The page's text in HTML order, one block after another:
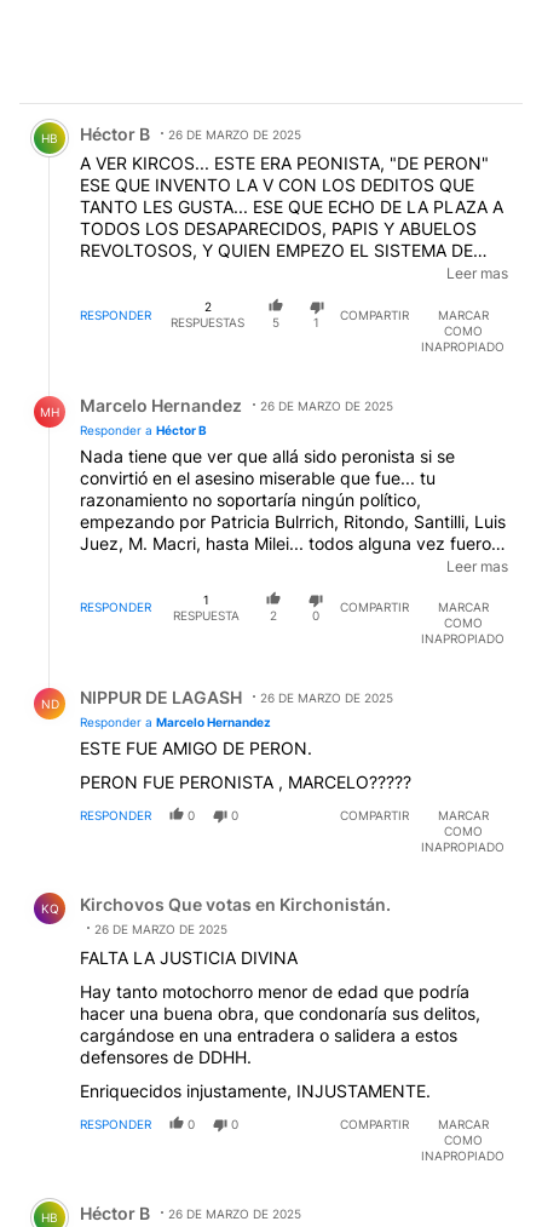
Comentario de Héctor B.
HB Héctor B 26 DE MARZO DE 2025
A VER KIRCOS... ESTE ERA PEONISTA, "DE PERON"
ESE QUE INVENTO LA V CON LOS DEDITOS QUE
TANTO LES GUSTA... ESE QUE ECHO DE LA PLAZA A
TODOS LOS DESAPARECIDOS, PAPIS Y ABUELOS
REVOLTOSOS, Y QUIEN EMPEZO EL SISTEMA DE
USTEDES, SERIA VER A LAS VACAS GRITANDO "VIVA
EL FRIGORIFICO!!!"... OLUDOS, ADORAN A SUS
DEBERIAN DAR LASTIMA, PERO COMO ADEMAS
INSULTAN, GENERAN RECHAZO... Y ESTAS
ELECCIONES USAREMOS LA DAGA QUE ES EL VOTO,
QUE AFILARON USTEDES, PELLOTUDOS
EDITADO
Leer mas
RESPONDER
2
RESPUESTAS
5 1
COMPARTIR
MARCAR
COMO
INAPROPIADO
MH Marcelo Hernandez
26 DE MARZO DE 2025
Responder a Héctor B
Nada tiene que ver que allá sido peronista si se
convirtió en el asesino miserable que fue... tu
razonamiento no soportaría ningún político,
empezando por Patricia Bulrrich, Ritondo, Santilli, Luis
Juez, M. Macri, hasta Milei... todos alguna vez fueron
o estuvieron cerca de los peronistas y eso no hace
responsable al peronismo de sus errores y falencia...
son las personas.
Leer mas
RESPONDER
1
RESPUESTA
2 0
COMPARTIR
MARCAR
COMO
INAPROPIADO
ND NIPPUR DE LAGASH
26 DE MARZO DE 2025
Responder a Marcelo Hernandez
ESTE FUE AMIGO DE PERON.
PERON FUE PERONISTA , MARCELO?????
RESPONDER 0 0 COMPARTIR
MARCAR
COMO
INAPROPIADO
KQ Kirchovos Que votas en Kirchonistán.
26 DE MARZO DE 2025
FALTA LA JUSTICIA DIVINA
Hay tanto motochorro menor de edad que podría
hacer una buena obra, que condonaría sus delitos,
cargándose en una entradera o salidera a estos
defensores de DDHH.
Enriquecidos injustamente, INJUSTAMENTE.
RESPONDER 0 0 COMPARTIR
MARCAR
COMO
INAPROPIADO
Comentario de Héctor B.
HB Héctor B 26 DE MARZO DE 2025